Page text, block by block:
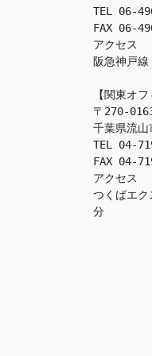
TEL 06-
FAX 06-
アクセス
阪急神戸
【関東オフ
〒270-
千葉県流
TEL 04-
FAX 04-
アクセス
つくばエク
分